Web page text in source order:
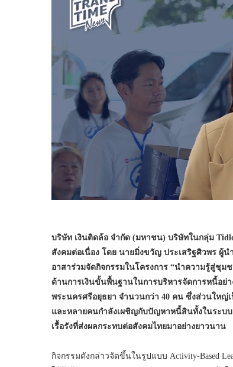
บริษัท เงินติดล้อ จำกัด (มหาชน) บริษัทในกลุ่ม
สังคมต่อเนื่อง โดย นายมิ่งขวัญ ประเสริฐศิวพร ผู้น
อาสาร่วมจัดกิจกรรมในโครงการ “นำความรู้สู่ชุ
ด้านการเงินขั้นพื้นฐานในการบริหารจัดการหนี้อย่
พระนครศรีอยุธยา จำนวนกว่า 40 คน ซึ่งส่วนให
และหลายคนกำลังเผชิญกับปัญหาหนี้สินทั้งในระบ
เรื้อรังที่ส่งผลกระทบต่อสังคมไทยมาอย่างยาวนาน
กิจกรรมดังกล่าวจัดขึ้นในรูปแบบ Activity-Based